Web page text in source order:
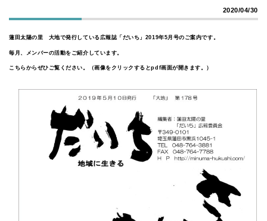
2020/04/30
蓮田太陽の里 大地で発行している広報誌「だいち」2019年5月号のご案内です。
毎月、メンバーの活動をご紹介しています。
こちらからぜひご覧ください。（画像をクリックするとpdf画面が開きます。）